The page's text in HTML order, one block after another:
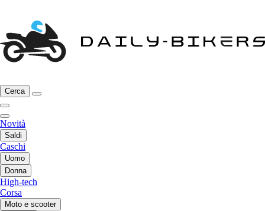
Cerca
Novità
Saldi
Caschi
Uomo
Donna
High-tech
Corsa
Moto e scooter